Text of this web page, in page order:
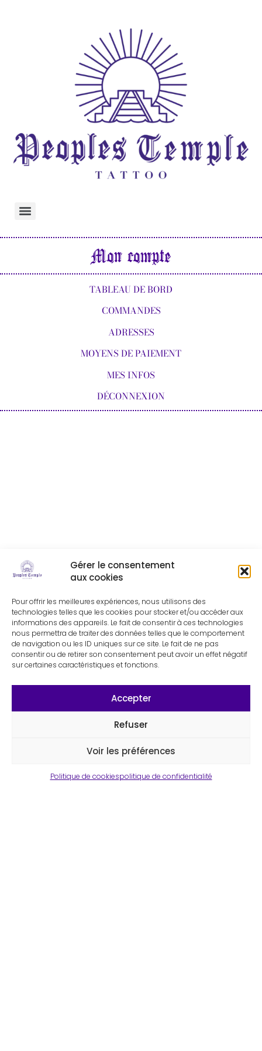
Gérer le consentement
aux cookies
Pour offrir les meilleures expériences, nous utilisons des
technologies telles que les cookies pour stocker et/ou accéder aux
informations des appareils. Le fait de consentir à ces technologies
nous permettra de traiter des données telles que le comportement
de navigation ou les ID uniques sur ce site. Le fait de ne pas
consentir ou de retirer son consentement peut avoir un effet négatif
sur certaines caractéristiques et fonctions.
Accepter
Refuser
Voir les préférences
Politique de cookiespolitique de confidentialité
Mon compte
TABLEAU DE BORD
COMMANDES
ADRESSES
MOYENS DE PAIEMENT
MES INFOS
DÉCONNEXION